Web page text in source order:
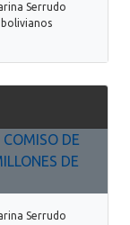
Serrudo
Serrudo